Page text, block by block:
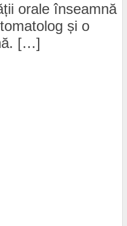
orale înseamnă
și o
[…]